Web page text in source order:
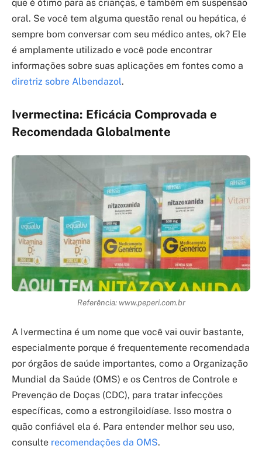
que é ótimo para as crianças, e também em suspensão
oral. Se você tem alguma questão renal ou hepática, é
sempre bom conversar com seu médico antes, ok? Ele
é amplamente utilizado e você pode encontrar
informações sobre suas aplicações em fontes como a
diretriz sobre Albendazol.
Ivermectina: Eficácia Comprovada e
Recomendada Globalmente
Referência: www.peperi.com.br
A Ivermectina é um nome que você vai ouvir bastante,
especialmente porque é frequentemente recomendada
por órgãos de saúde importantes, como a Organização
Mundial da Saúde (OMS) e os Centros de Controle e
Prevenção de Doças (CDC), para tratar infecções
específicas, como a estrongiloidíase. Isso mostra o
quão confiável ela é. Para entender melhor seu uso,
consulte recomendações da OMS.